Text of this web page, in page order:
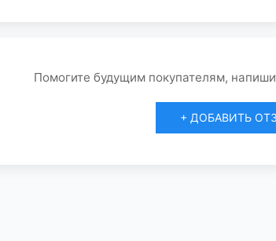
Помогите будущим покупателям,
+ ДОБАВИТЬ